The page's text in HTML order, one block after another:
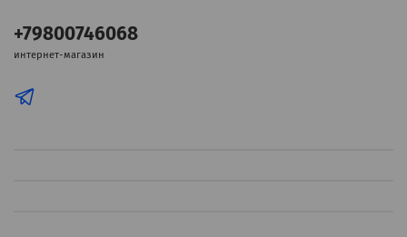
+79800746068
интернет-магазин